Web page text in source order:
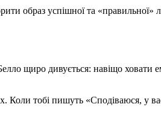
образ успішної та
щиро дивується: навіщо ховати
Коли тобі пишуть «Сподіваюся, у